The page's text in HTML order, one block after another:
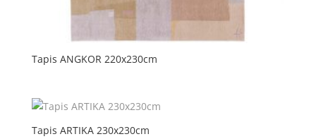
Tapis ANGKOR 220x230cm
Tapis ARTIKA 230x230cm